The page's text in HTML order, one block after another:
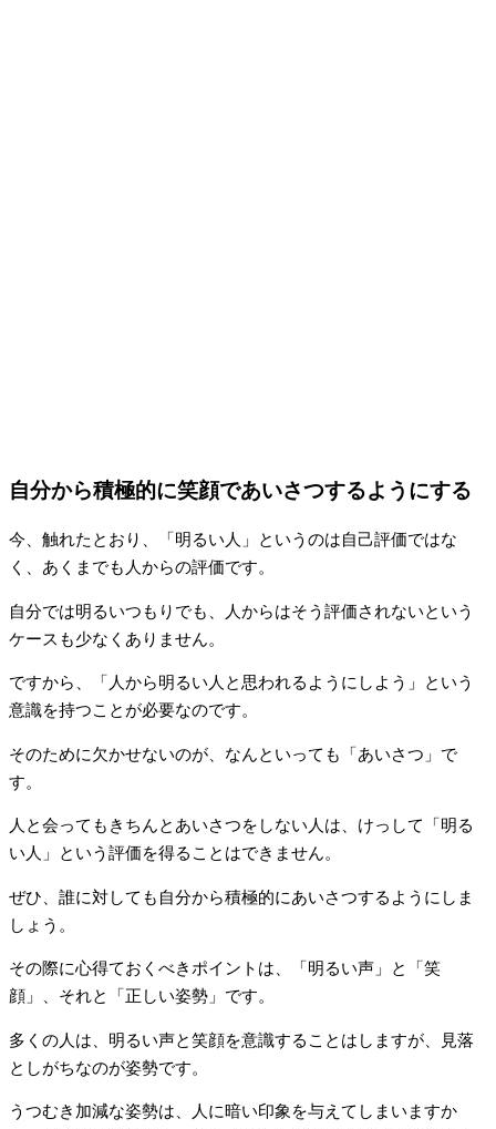
自分から積極的に笑顔であいさつするようにする
今、触れたとおり、「明るい人」というのは自己評価ではな
く、あくまでも人からの評価です。
自分では明るいつもりでも、人からはそう評価されないという
ケースも少なくありません。
ですから、「人から明るい人と思われるようにしよう」という
意識を持つことが必要なのです。
そのために欠かせないのが、なんといっても「あいさつ」で
す。
人と会ってもきちんとあいさつをしない人は、けっして「明る
い人」という評価を得ることはできません。
ぜひ、誰に対しても自分から積極的にあいさつするようにしま
しょう。
その際に心得ておくべきポイントは、「明るい声」と「笑
顔」、それと「正しい姿勢」です。
多くの人は、明るい声と笑顔を意識することはしますが、見落
としがちなのが姿勢です。
うつむき加減な姿勢は、人に暗い印象を与えてしまいますか